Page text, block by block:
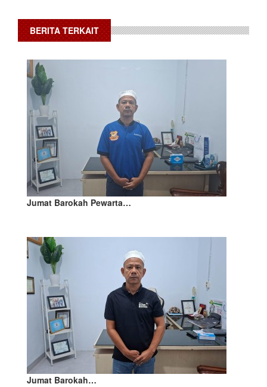
BERITA TERKAIT
Jumat Barokah Pewarta…
Jumat Barokah…